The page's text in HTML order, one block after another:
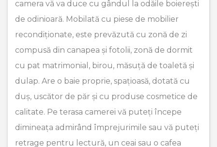
camera vă va duce cu gândul la odăile boierești
de odinioară. Mobilată cu piese de mobilier
recondiționate, este prevăzută cu zonă de zi
compusă din canapea și fotolii, zonă de dormit
cu pat matrimonial, birou, măsuță de toaletă și
dulap. Are o baie proprie, spațioasă, dotată cu
duș, uscător de păr și cu produse cosmetice de
calitate. Pe terasa camerei vă puteți începe
dimineața admirând împrejurimile sau vă puteți
retrage pentru lectură, un ceai sau o cafea